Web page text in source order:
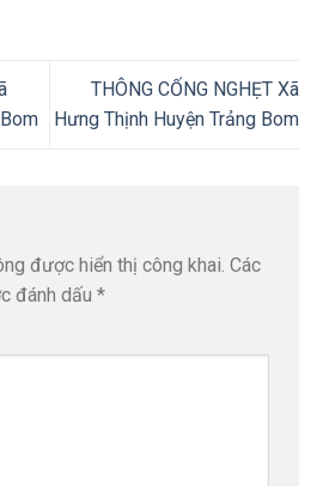
THÔNG CỐNG NGHẸT Xã
Hưng Thịnh Huyện Trảng Bom
được hiển thị công khai. Các
đánh dấu *